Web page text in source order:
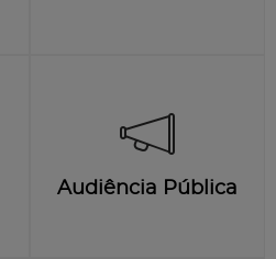
Audiência Pública